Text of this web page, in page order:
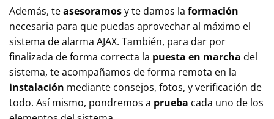
Además, teasesoramosy te damos la formación
necesaria para que puedas aprovechar al máximo el
sistema de alarma AJAX. También, para dar por
finalizada de forma correcta la puesta en marcha del
sistema, te acompañamos de forma remota en la
instalación mediante consejos, fotos, y verificación de
todo. Así mismo, pondremos a prueba cada uno de los